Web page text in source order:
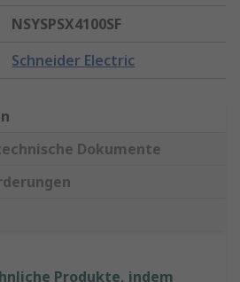
NSYSPSX4100SF
Schneider Electric
Dokumente
Produkte, indem